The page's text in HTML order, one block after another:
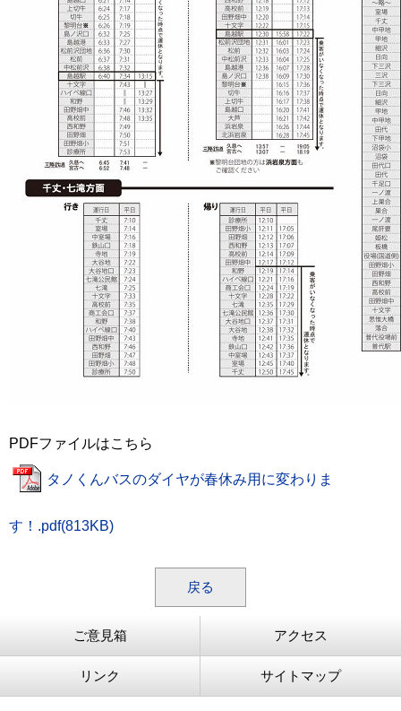
PDFファイルはこちら
タノくんバスのダイヤが春休み用に変わりま
す！.pdf(813KB)
戻る
ご意見箱 アクセス
リンク サイトマップ